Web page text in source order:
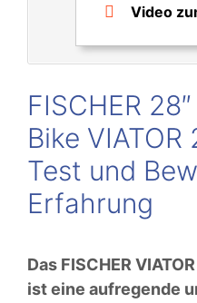
Video
FISCHER
Bike VIATOR
Test und
Erfahrung
Das FISCHER
ist eine aufregende